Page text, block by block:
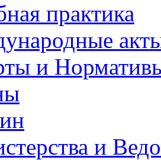
практика
и
и